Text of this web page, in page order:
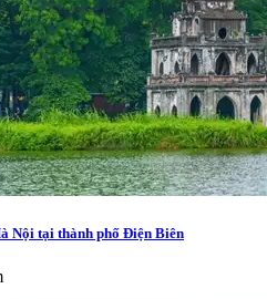
Nội tại thành phố Điện Biên